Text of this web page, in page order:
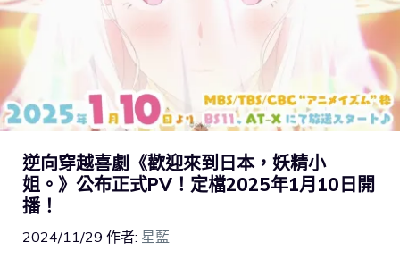
逆向穿越喜劇《歡迎來到日本，妖精小
姐。》公布正式PV！定檔2025年1月10日開
播！
2024/11/29 作者: 星藍